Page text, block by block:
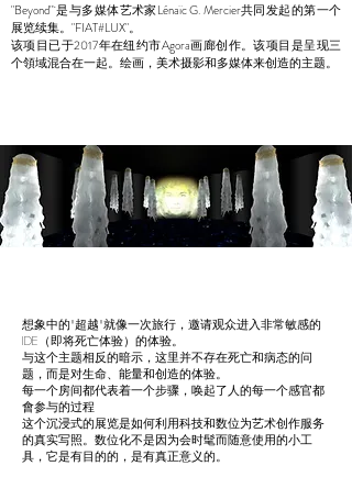
"Beyond" 是与多媒体艺术家Lénaïc G. Mercier共同发起的第一个
展览续集。"FIAT#LUX"。
该项目已于2017年在纽约市Agora画廊创作。该项目是呈现三
个領域混合在一起。绘画，美术摄影和多媒体来创造的主题。
想象中的"超越"就像一次旅行，邀请观众进入非常敏感的
IDE（即将死亡体验）的体验。
与这个主题相反的暗示，这里并不存在死亡和病态的问
题，而是对生命、能量和创造的体验。
每一个房间都代表着一个步骤，唤起了人的每一个感官都
會参与的过程
这个沉浸式的展览是如何利用科技和数位为艺术创作服务
的真实写照。数位化不是因为会时髦而随意使用的小工
具，它是有目的的，是有真正意义的。